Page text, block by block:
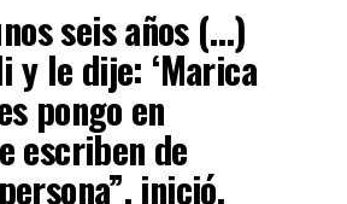
seis años (…)
y le dije: ‘Marica
pongo en
escriben de
inició.